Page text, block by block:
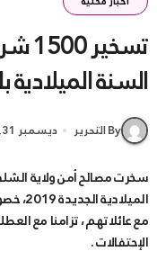
السنة
By التحرير ديسمبر 31, 2018
سخرت مصالح أمن ولاية الشلف 1500شرطي لتأمين مجريات رأس السنة
مع عائلاتهم ، تزامنا مع
الإحتفالات .